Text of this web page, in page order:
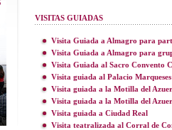
VISITAS GUIADAS
Visita Guiada a Almagro para
Visita Guiada a Almagro para
Visita Guiada al Sacro Convento
Visita guiada al Palacio
Visita guiada a la Motilla del
Visita guiada a la Motilla del
Visita guiada a Ciudad Real
Visita teatralizada al Corral de